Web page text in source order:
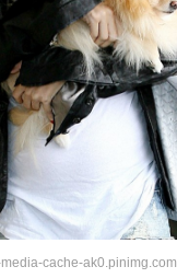
media-cache-ak0.pinimg.com